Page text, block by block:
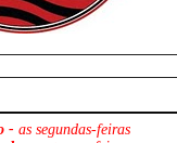
- as segundas-feiras